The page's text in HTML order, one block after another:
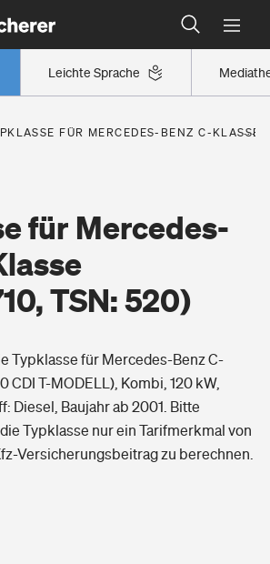
Leichte Sprache
Versicherer finden
ist Ihre Region eingestuft
Versicherer finden
FÜR MERCEDES-BENZ C-
für Mercedes-
TSN: 520)
Typklasse für Mercedes-Benz C-
CDI T-MODELL), Kombi, 120 kW,
Diesel, Baujahr ab 2001. Bitte
Typklasse nur ein Tarifmerkmal von
Versicherungsbeitrag zu berechnen.